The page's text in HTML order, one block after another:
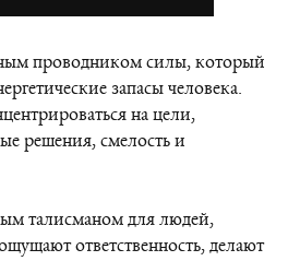
проводником силы, который
запасы человека.
на цели,
решения, смелость и
талисманом для людей,
ответственность, делают